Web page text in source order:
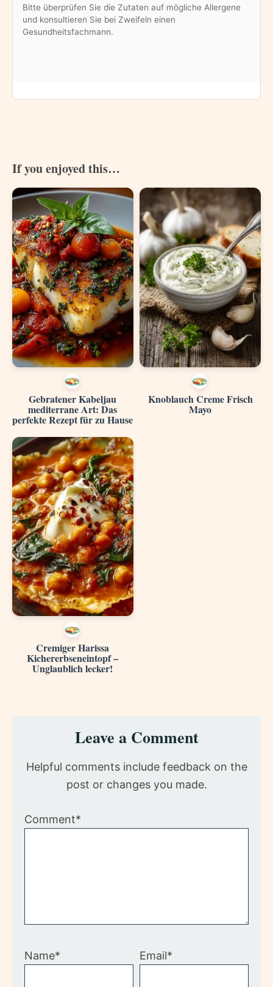
Bitte überprüfen Sie die Zutaten auf mögliche Allergene
und konsultieren Sie bei Zweifeln einen
Gesundheitsfachmann.
If you enjoyed this…
Gebratener Kabeljau
mediterrane Art: Das
perfekte Rezept für zu Hause
Knoblauch Creme Frisch
Mayo
Cremiger Harissa
Kichererbseneintopf –
Unglaublich lecker!
InteractionsLeave a Comment
Helpful comments include feedback on the
post or changes you made.
Comment*
Name* Email*